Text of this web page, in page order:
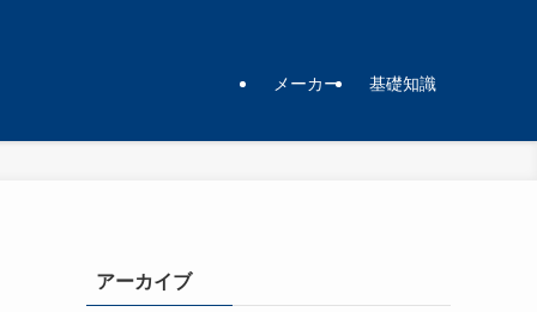
メーカー 基礎知識
アーカイブ